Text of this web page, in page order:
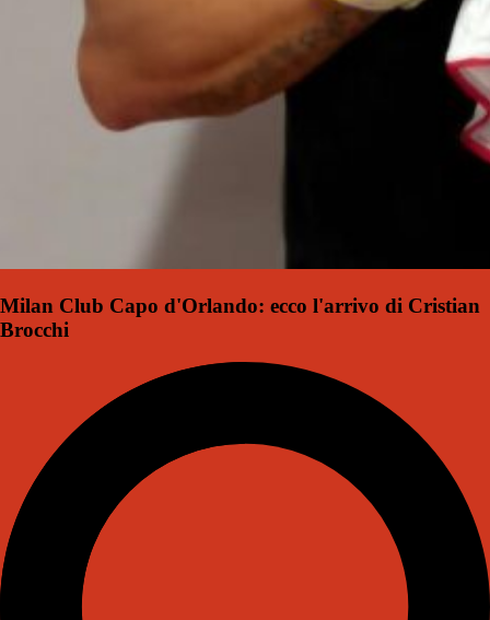
Milan Club Capo d'Orlando: ecco l'arrivo di Cristian
Brocchi